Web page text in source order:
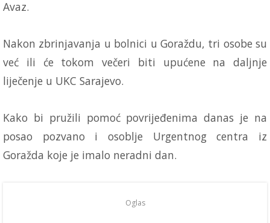
Avaz.
Nakon zbrinjavanja u bolnici u Goraždu, tri osobe su
već ili će tokom večeri biti upućene na daljnje
liječenje u UKC Sarajevo.
Kako bi pružili pomoć povrijeđenima danas je na
posao pozvano i osoblje Urgentnog centra iz
Goražda koje je imalo neradni dan.
Oglas